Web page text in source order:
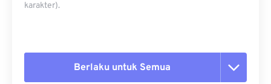
karakter).
Berlaku untuk Semua